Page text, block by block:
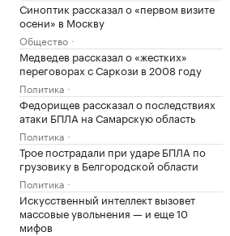
Синоптик рассказал о «первом визите
осени» в Москву
Общество
Медведев рассказал о «жестких»
переговорах с Саркози в 2008 году
Политика
Федорищев рассказал о последствиях
атаки БПЛА на Самарскую область
Политика
Трое пострадали при ударе БПЛА по
грузовику в Белгородской области
Политика
Искусственный интеллект вызовет
массовые увольнения — и еще 10
мифов